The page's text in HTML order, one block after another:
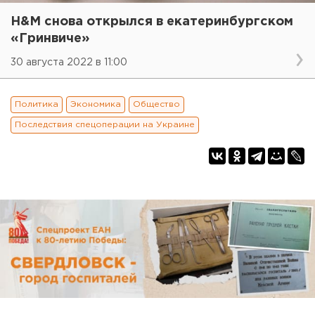
H&M снова открылся в екатеринбургском
«Гринвиче»
30 августа 2022 в 11:00
Политика Экономика Общество
Последствия спецоперации на Украине